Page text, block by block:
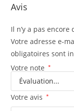
Avis
Il n’y a pas encore
Votre adresse e-
obligatoires sont
Votre note *
Votre avis *